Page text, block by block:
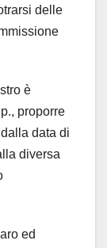
delle
è
proporre
data di
diversa
ed